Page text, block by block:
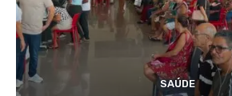
SAÚDE